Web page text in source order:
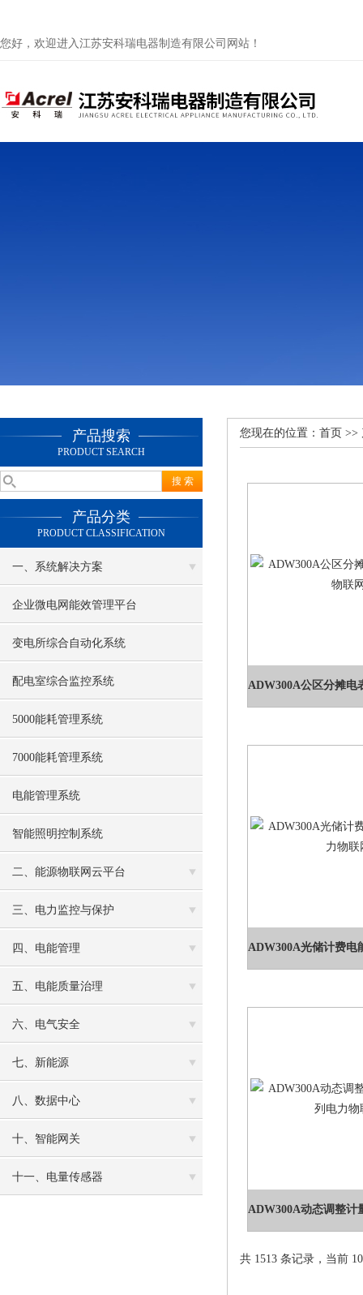
您好，欢迎进入江苏安科瑞电器制造有限公司网站！
产品搜索
PRODUCT SEARCH
产品分类
PRODUCT CLASSIFICATION
一、系统解决方案
企业微电网能效管理平台
变电所综合自动化系统
配电室综合监控系统
5000能耗管理系统
7000能耗管理系统
电能管理系统
智能照明控制系统
二、能源物联网云平台
三、电力监控与保护
四、电能管理
五、电能质量治理
六、电气安全
七、新能源
八、数据中心
十、智能网关
十一、电量传感器
您现在的位置： 首页 >>
共 1513 条记录，当前